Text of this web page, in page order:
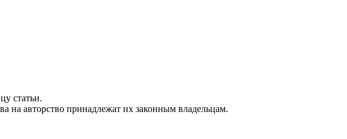
статьи.
на авторство принадлежат их законным владельцам.